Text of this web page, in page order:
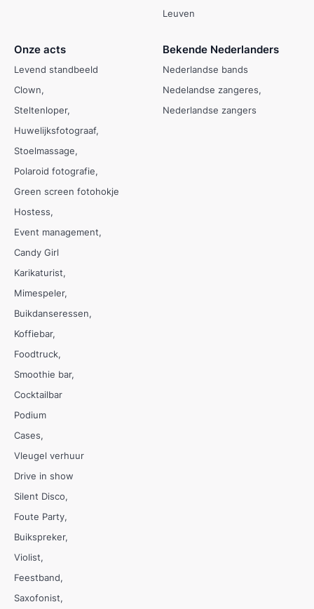
Leuven
Onze acts
Levend standbeeld
Clown
Steltenloper
Huwelijksfotograaf
Stoelmassage
Polaroid fotografie
Green screen fotohokje
Hostess
Event management
Candy Girl
Karikaturist
Mimespeler
Buikdanseressen
Koffiebar
Foodtruck
Smoothie bar
Cocktailbar
Podium
Cases
Vleugel verhuur
Drive in show
Silent Disco
Foute Party
Buikspreker
Violist
Feestband
Saxofonist
Bekende Nederlanders
Nederlandse bands
Nedelandse zangeres
Nederlandse zangers